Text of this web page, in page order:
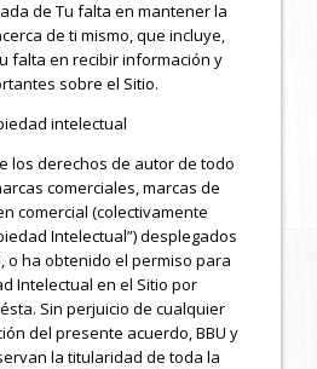
de Tu falta en mantener la
de ti mismo, que incluye,
falta en recibir información y
sobre el Sitio.
intelectual
los derechos de autor de todo
comerciales, marcas de
comercial (colectivamente
Intelectual”) desplegados
o ha obtenido el permiso para
Intelectual en el Sitio por
Sin perjuicio de cualquier
del presente acuerdo, BBU y
la titularidad de toda la